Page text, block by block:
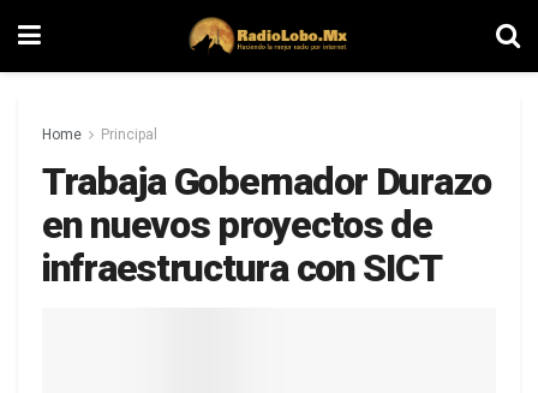
Home Principal
Trabaja Gobernador Durazo
en nuevos proyectos de
infraestructura con SICT